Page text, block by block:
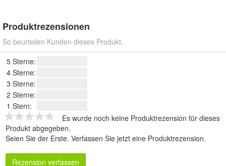
Produktrezensionen
So beurteilen Kunden dieses Produkt.
5 Sterne:
4 Sterne:
3 Sterne:
2 Sterne:
1 Stern:
Es wurde noch keine Produktrezension für dieses
Produkt abgegeben.
Seien Sie der Erste. Verfassen Sie jetzt eine Produktrezension.
Rezension verfassen